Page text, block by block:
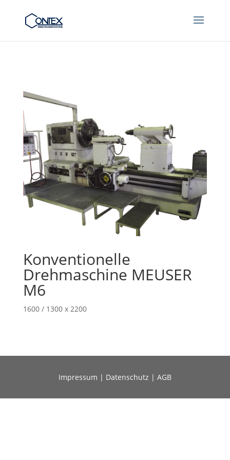
Konventionelle
Drehmaschine MEUSER
M6
1600 / 1300 x 2200
Impressum | Datenschutz | AGB